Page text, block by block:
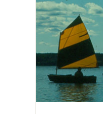
och
teman